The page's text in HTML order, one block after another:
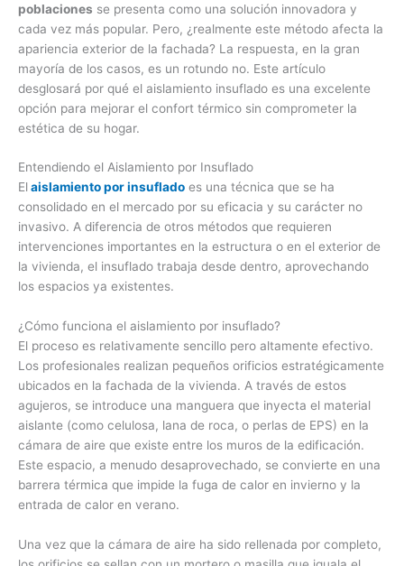
poblaciones se presenta como una solución innovadora y
cada vez más popular. Pero, ¿realmente este método afecta la
apariencia exterior de la fachada? La respuesta, en la gran
mayoría de los casos, es un rotundo no. Este artículo
desglosará por qué el aislamiento insuflado es una excelente
opción para mejorar el confort térmico sin comprometer la
estética de su hogar.
Entendiendo el Aislamiento por Insuflado
El aislamiento por insuflado es una técnica que se ha
consolidado en el mercado por su eficacia y su carácter no
invasivo. A diferencia de otros métodos que requieren
intervenciones importantes en la estructura o en el exterior de
la vivienda, el insuflado trabaja desde dentro, aprovechando
los espacios ya existentes.
¿Cómo funciona el aislamiento por insuflado?
El proceso es relativamente sencillo pero altamente efectivo.
Los profesionales realizan pequeños orificios estratégicamente
ubicados en la fachada de la vivienda. A través de estos
agujeros, se introduce una manguera que inyecta el material
aislante (como celulosa, lana de roca, o perlas de EPS) en la
cámara de aire que existe entre los muros de la edificación.
Este espacio, a menudo desaprovechado, se convierte en una
barrera térmica que impide la fuga de calor en invierno y la
entrada de calor en verano.
Una vez que la cámara de aire ha sido rellenada por completo,